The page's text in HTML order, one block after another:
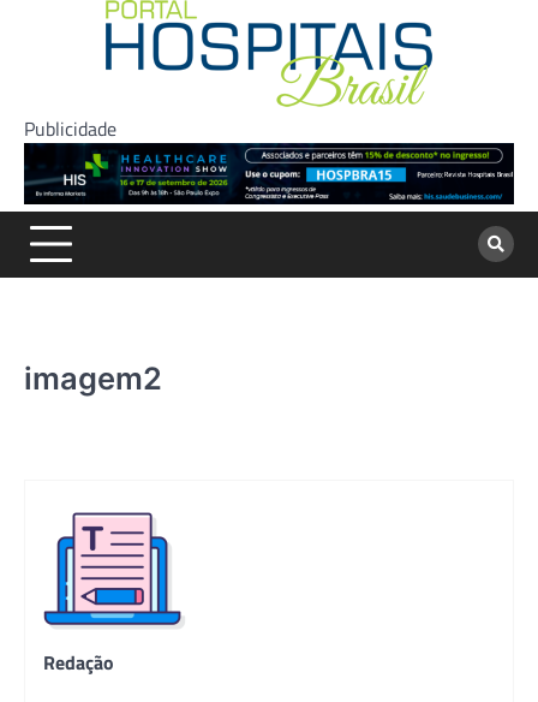
Publicidade
imagem2
Redação